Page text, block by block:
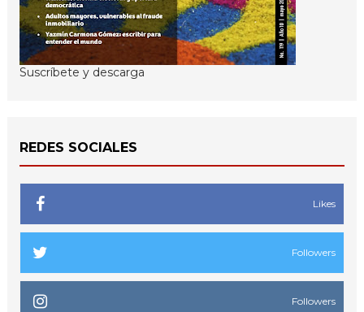
Suscríbete y descarga
REDES SOCIALES
Likes
Followers
Followers